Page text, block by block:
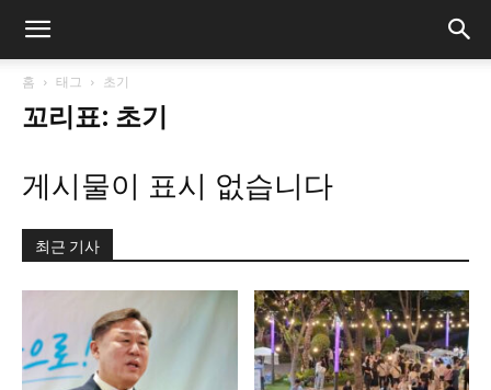
홈 태그 초기
꼬리표: 초기
게시물이 표시 없습니다
최근 기사